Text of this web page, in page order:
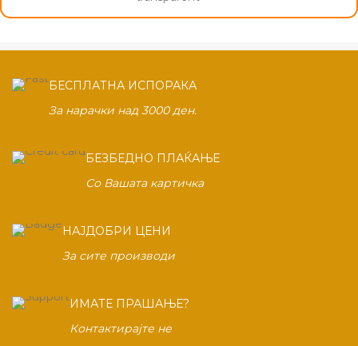
БЕСПЛАТНА ИСПОРАКА
За нарачки над 3000 ден.
БЕЗБЕДНО ПЛАЌАЊЕ
Со Вашата картичка
НАЈДОБРИ ЦЕНИ
За сите производи
ИМАТЕ ПРАШАЊЕ?
Контактирајте не